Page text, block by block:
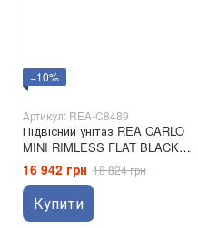
−10%
Артикул: REA-C8489
Підвісний унітаз REA CARLO
MINI RIMLESS FLAT BLACK
MATT чорний
16 942 грн 18 824 грн
Купити